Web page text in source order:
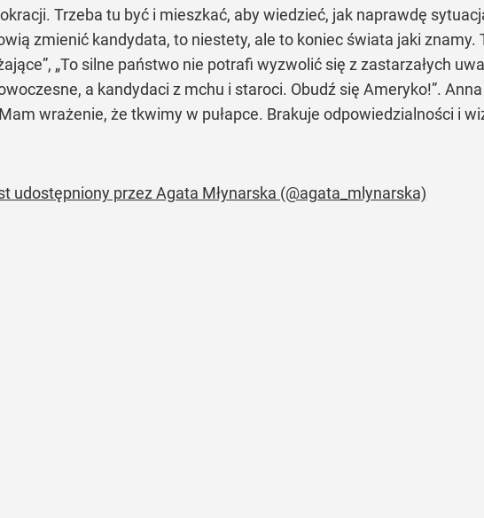
Trzeba tu być i mieszkać, aby wiedzieć, jak naprawdę
zmienić kandydata, to niestety, ale to koniec świata jaki znamy.
„To silne państwo nie potrafi wyzwolić się z zastarzałych
a kandydaci z mchu i staroci. Obudź się Ameryko!”.
wrażenie, że tkwimy w pułapce. Brakuje odpowiedzialności i
udostępniony przez Agata Młynarska (@agata_mlynarska)